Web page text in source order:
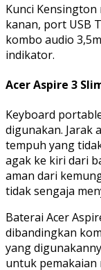
Kunci
kanan, port USB
kombo audio
indikator.
Acer Aspire 3
Keyboard
digunakan. Jarak
tempuh yang
agak ke kiri dari
aman dari
tidak sengaja
Baterai Acer
dibandingkan
yang
untuk